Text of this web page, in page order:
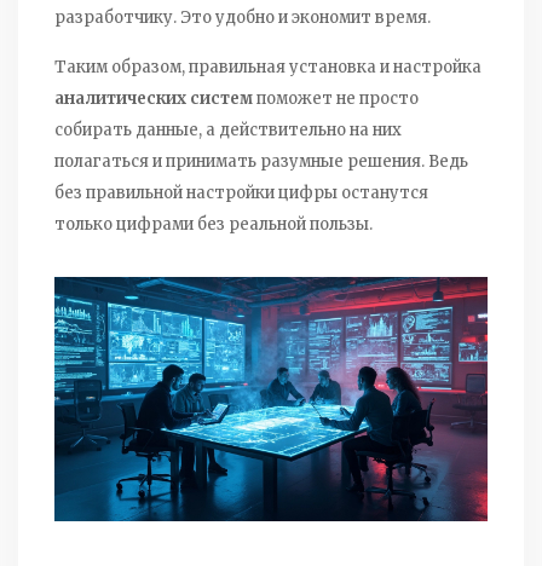
разработчику. Это удобно и экономит время.
Таким образом, правильная установка и настройка
аналитических системпоможет не просто
собирать данные, а действительно на них
полагаться и принимать разумные решения. Ведь
без правильной настройки цифры останутся
только цифрами без реальной пользы.